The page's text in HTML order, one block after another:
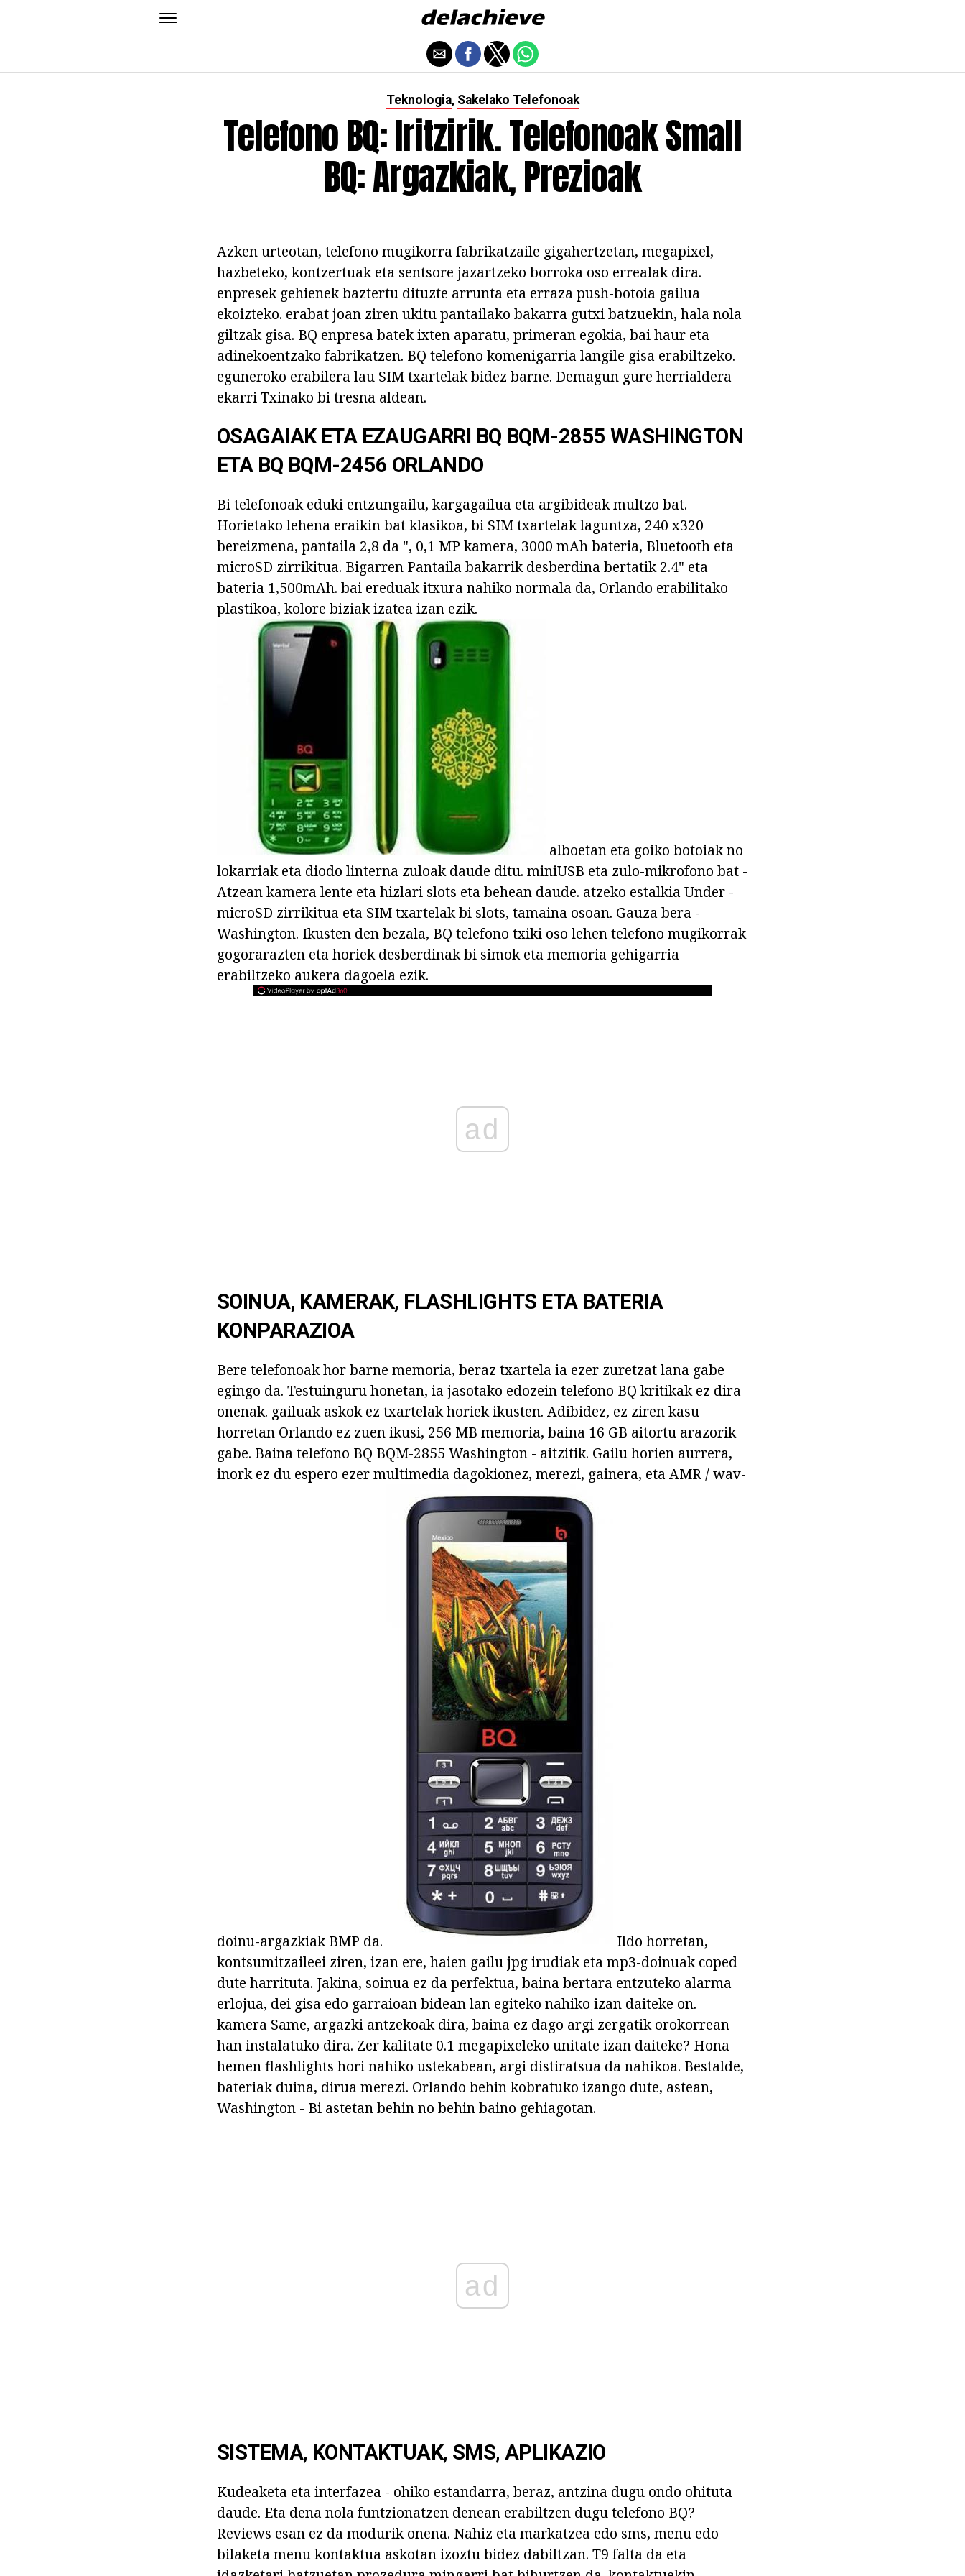
Teknologia, Sakelako Telefonoak
Telefono BQ: Iritzirik. Telefonoak Small
BQ: Argazkiak, Prezioak
Azken urteotan, telefono mugikorra fabrikatzaile gigahertzetan, megapixel,
hazbeteko, kontzertuak eta sentsore jazartzeko borroka oso errealak dira.
enpresek gehienek baztertu dituzte arrunta eta erraza push-botoia gailua
ekoizteko. erabat joan ziren ukitu pantailako bakarra gutxi batzuekin, hala nola
giltzak gisa. BQ enpresa batek ixten aparatu, primeran egokia, bai haur eta
adinekoentzako fabrikatzen. BQ telefono komenigarria langile gisa erabiltzeko.
eguneroko erabilera lau SIM txartelak bidez barne. Demagun gure herrialdera
ekarri Txinako bi tresna aldean.
OSAGAIAK ETA EZAUGARRI BQ BQM-2855 WASHINGTON
ETA BQ BQM-2456 ORLANDO
Bi telefonoak eduki entzungailu, kargagailua eta argibideak multzo bat.
Horietako lehena eraikin bat klasikoa, bi SIM txartelak laguntza, 240 x320
bereizmena, pantaila 2,8 da ", 0,1 MP kamera, 3000 mAh bateria, Bluetooth eta
microSD zirrikitua. Bigarren Pantaila bakarrik desberdina bertatik 2.4" eta
bateria 1,500mAh. bai ereduak itxura nahiko normala da, Orlando erabilitako
plastikoa, kolore biziak izatea izan ezik.
alboetan eta goiko botoiak no
lokarriak eta diodo linterna zuloak daude ditu. miniUSB eta zulo-mikrofono bat -
Atzean kamera lente eta hizlari slots eta behean daude. atzeko estalkia Under -
microSD zirrikitua eta SIM txartelak bi slots, tamaina osoan. Gauza bera -
Washington. Ikusten den bezala, BQ telefono txiki oso lehen telefono mugikorrak
gogorarazten eta horiek desberdinak bi simok eta memoria gehigarria
erabiltzeko aukera dagoela ezik.
ad
SOINUA, KAMERAK, FLASHLIGHTS ETA BATERIA
KONPARAZIOA
Bere telefonoak hor barne memoria, beraz txartela ia ezer zuretzat lana gabe
egingo da. Testuinguru honetan, ia jasotako edozein telefono BQ kritikak ez dira
onenak. gailuak askok ez txartelak horiek ikusten. Adibidez, ez ziren kasu
horretan Orlando ez zuen ikusi, 256 MB memoria, baina 16 GB aitortu arazorik
gabe. Baina telefono BQ BQM-2855 Washington - aitzitik. Gailu horien aurrera,
inork ez du espero ezer multimedia dagokionez, merezi, gainera, eta AMR / wav-
doinu-argazkiak BMP da.
Ildo horretan,
kontsumitzaileei ziren, izan ere, haien gailu jpg irudiak eta mp3-doinuak coped
dute harrituta. Jakina, soinua ez da perfektua, baina bertara entzuteko alarma
erlojua, dei gisa edo garraioan bidean lan egiteko nahiko izan daiteke on.
kamera Same, argazki antzekoak dira, baina ez dago argi zergatik orokorrean
han instalatuko dira. Zer kalitate 0.1 megapixeleko unitate izan daiteke? Hona
hemen flashlights hori nahiko ustekabean, argi distiratsua da nahikoa. Bestalde,
bateriak duina, dirua merezi. Orlando behin kobratuko izango dute, astean,
Washington - Bi astetan behin no behin baino gehiagotan.
ad
SISTEMA, KONTAKTUAK, SMS, APLIKAZIO
Kudeaketa eta interfazea - ohiko estandarra, beraz, antzina dugu ondo ohituta
daude. Eta dena nola funtzionatzen denean erabiltzen dugu telefono BQ?
Reviews esan ez da modurik onena. Nahiz eta markatzea edo sms, menu edo
bilaketa menu kontaktua askotan izoztu bidez dabiltzan. T9 falta da eta